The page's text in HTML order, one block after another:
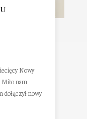
Nowy
nam
dołączył nowy